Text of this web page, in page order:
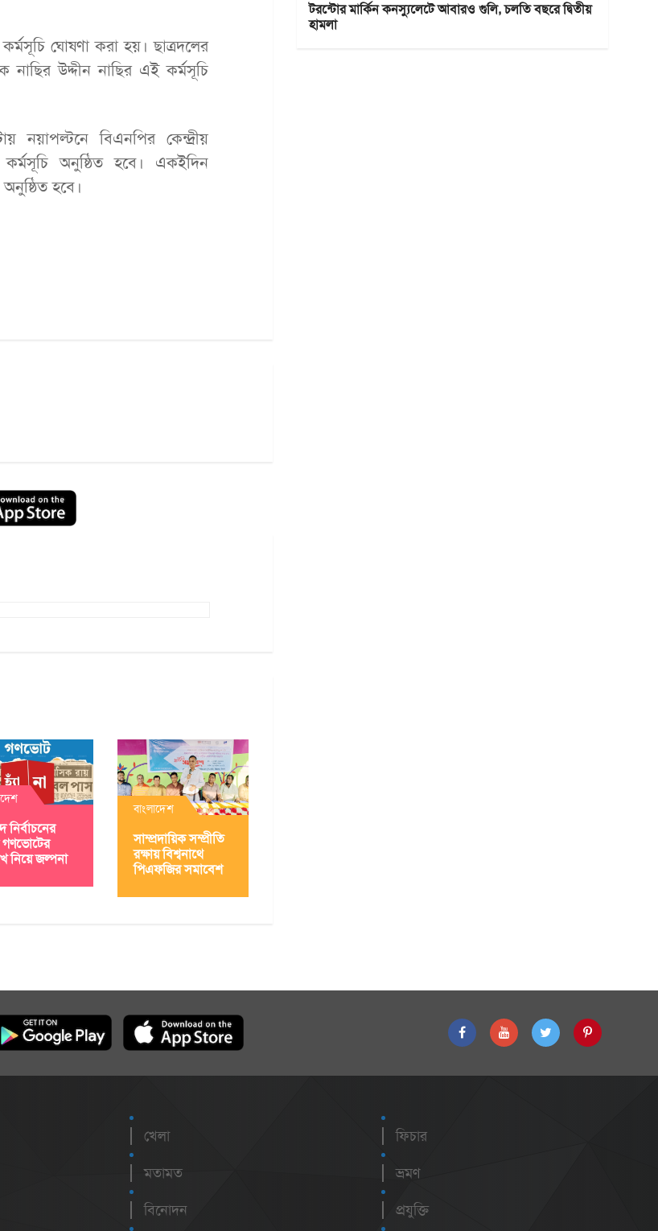
ঘোষণা করা হয়। ছাত্রদলের
উদ্দীন নাছির এই কর্মসূচি
নয়াপল্টনে বিএনপির কেন্দ্রীয়
কর্মসূচি অনুষ্ঠিত হবে। একইদিন
হবে।
নির্বাচনের
গণভোটের
নিয়ে জল্পনা
বাংলাদেশ
সাম্প্রদায়িক সম্প্রীতি
রক্ষায় বিশ্বনাথে
পিএফজির সমাবেশ
টরন্টোর মার্কিন কনস্যুলেটে আবারও গুলি, চলতি বছরে দ্বিতীয়
হামলা
খেলা
মতামত
বিনোদন
ফিচার
ভ্রমণ
প্রযুক্তি